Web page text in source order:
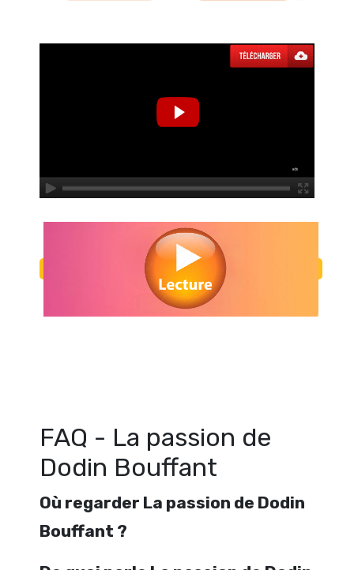
FAQ - La passion de
Dodin Bouffant
Où regarder La passion de Dodin
Bouffant ?